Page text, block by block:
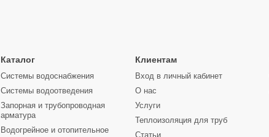
Каталог
Системы водоснабжения
Системы водоотведения
Запорная и трубопроводная
арматура
Водогрейное и отопительное
Клиентам
Вход в личный кабинет
О нас
Услуги
Теплоизоляция для труб
Статьи